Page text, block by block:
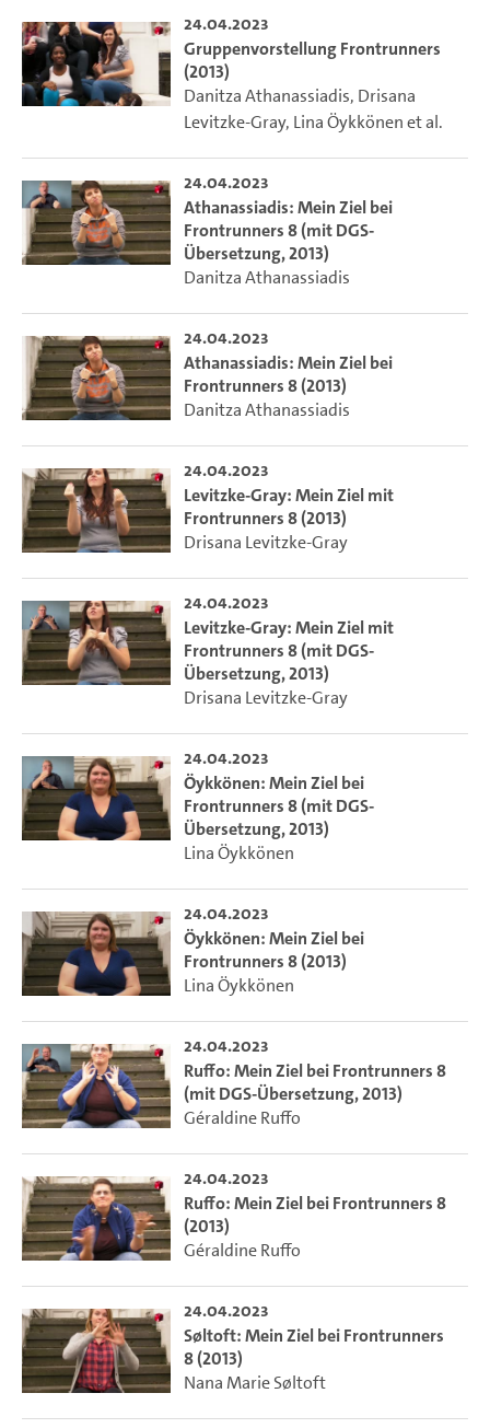
24.04.2023
Gruppenvorstellung Frontrunners
(2013)
Danitza Athanassiadis, Drisana
Levitzke-Gray, Lina Öykkönenet al.
24.04.2023
Athanassiadis: Mein Ziel bei
Frontrunners 8 (mit DGS-
Übersetzung, 2013)
Danitza Athanassiadis
24.04.2023
Athanassiadis: Mein Ziel bei
Frontrunners 8 (2013)
Danitza Athanassiadis
24.04.2023
Levitzke-Gray: Mein Ziel mit
Frontrunners 8 (2013)
Drisana Levitzke-Gray
24.04.2023
Levitzke-Gray: Mein Ziel mit
Frontrunners 8 (mit DGS-
Übersetzung, 2013)
Drisana Levitzke-Gray
24.04.2023
Öykkönen: Mein Ziel bei
Frontrunners 8 (mit DGS-
Übersetzung, 2013)
Lina Öykkönen
24.04.2023
Öykkönen: Mein Ziel bei
Frontrunners 8 (2013)
Lina Öykkönen
24.04.2023
Ruffo: Mein Ziel bei Frontrunners 8
(mit DGS-Übersetzung, 2013)
Géraldine Ruffo
24.04.2023
Ruffo: Mein Ziel bei Frontrunners 8
(2013)
Géraldine Ruffo
24.04.2023
Søltoft: Mein Ziel bei Frontrunners
8 (2013)
Nana Marie Søltoft